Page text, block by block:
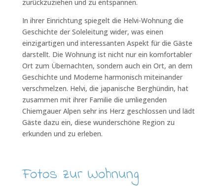
zurückzuziehen und zu entspannen.
In ihrer Einrichtung spiegelt die Helvi-Wohnung die
Geschichte der Soleleitung wider, was einen
einzigartigen und interessanten Aspekt für die Gäste
darstellt. Die Wohnung ist nicht nur ein komfortabler
Ort zum Übernachten, sondern auch ein Ort, an dem
Geschichte und Moderne harmonisch miteinander
verschmelzen. Helvi, die japanische Berghündin, hat
zusammen mit ihrer Familie die umliegenden
Chiemgauer Alpen sehr ins Herz geschlossen und lädt
Gäste dazu ein, diese wunderschöne Region zu
erkunden und zu erleben.
Fotos zur Wohnung